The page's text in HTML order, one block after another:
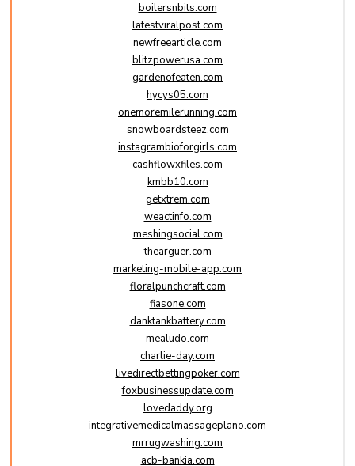
boilersnbits.com
latestviralpost.com
newfreearticle.com
blitzpowerusa.com
gardenofeaten.com
hycys05.com
onemoremilerunning.com
snowboardsteez.com
instagrambioforgirls.com
cashflowxfiles.com
kmbb10.com
getxtrem.com
weactinfo.com
meshingsocial.com
thearguer.com
marketing-mobile-app.com
floralpunchcraft.com
fiasone.com
danktankbattery.com
mealudo.com
charlie-day.com
livedirectbettingpoker.com
foxbusinessupdate.com
lovedaddy.org
integrativemedicalmassageplano.com
mrrugwashing.com
acb-bankia.com